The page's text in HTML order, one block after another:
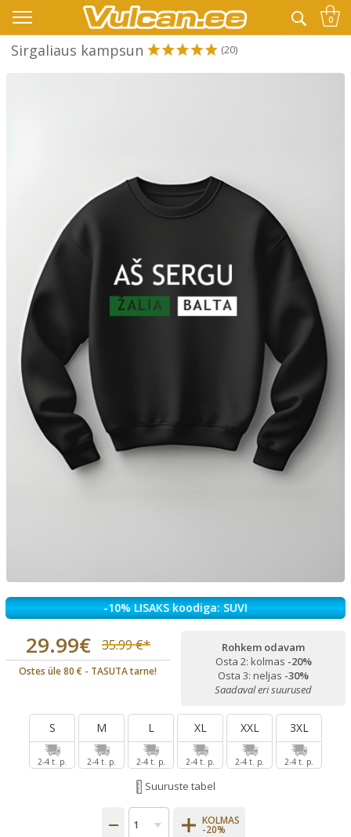
👉 -10% LISAKS KOODIGA: SUVI 0
Sirgaliaus kampsun (20)
-10% LISAKS koodiga: SUVI
29.99€ 35.99 €*
Ostes üle 80 € - TASUTA tarne!
Rohkem odavam
Osta 2: kolmas -20%
Osta 3: neljas -30%
Saadaval eri suurused
S
2-4 t. p.
M
2-4 t. p.
L
2-4 t. p.
XL
2-4 t. p.
XXL
2-4 t. p.
3XL
2-4 t. p.
Suuruste tabel
KOLMAS
-20%